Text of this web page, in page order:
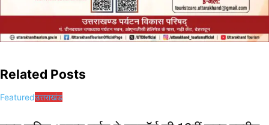
Related Posts
Featuredउत्तराखंड